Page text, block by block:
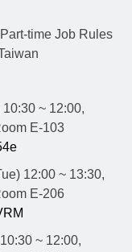
time Job Rules
~ 12:00,
E-103
12:00 ~ 13:30,
E-206
~ 12:00,